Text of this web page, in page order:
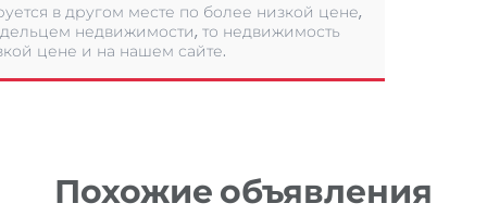
в другом месте по более низкой цене,
недвижимости, то недвижимость
цене и на нашем сайте.
Похожие объявления